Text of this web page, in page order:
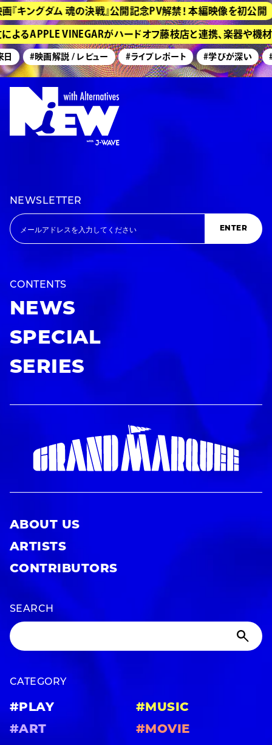
ングダム 魂の決戦』公開記念PV解禁！ 本編映像を初公開
るAPPLE VINEGARがハードオフ藤枝店と連携、楽器や機材
#映画解説 / レビュー #ライブレポート #学びが深い #
NEWSLETTER
ENTER
CONTENTS
NEWS
SPECIAL
SERIES
ABOUT US
ARTISTS
CONTRIBUTORS
SEARCH
CATEGORY
#PLAY
#MUSIC
#ART
#MOVIE